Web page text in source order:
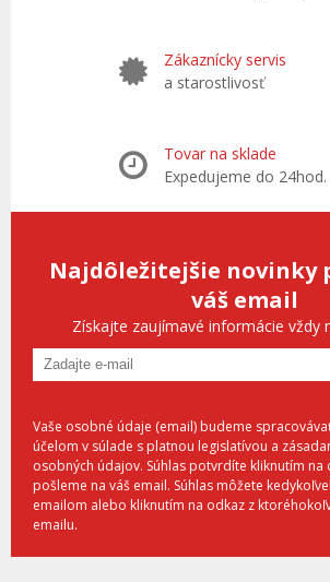
Zákaznícky servis
a starostlivosť
Tovar na sklade
Expedujeme do 24hod.
Najdôležitejšie novinky
váš email
Získajte zaujímavé informácie vždy
Vaše osobné údaje (email) budeme
účelom v súlade s platnou legislatívou a
osobných údajov. Súhlas potvrdíte kliknutím na
pošleme na váš email. Súhlas môžete
emailom alebo kliknutím na odkaz z
emailu.